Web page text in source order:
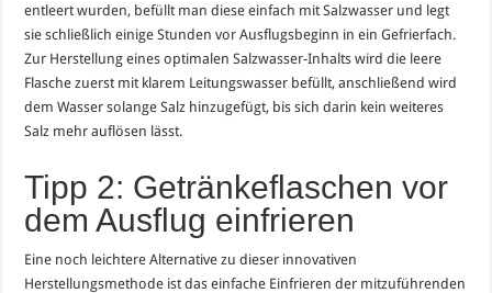
entleert wurden, befüllt man diese einfach mit Salzwasser und legt
sie schließlich einige Stunden vor Ausflugsbeginn in ein Gefrierfach.
Zur Herstellung eines optimalen Salzwasser-Inhalts wird die leere
Flasche zuerst mit klarem Leitungswasser befüllt, anschließend wird
dem Wasser solange Salz hinzugefügt, bis sich darin kein weiteres
Salz mehr auflösen lässt.
Tipp 2: Getränkeflaschen vor
dem Ausflug einfrieren
Eine noch leichtere Alternative zu dieser innovativen
Herstellungsmethode ist das einfache Einfrieren der mitzuführenden